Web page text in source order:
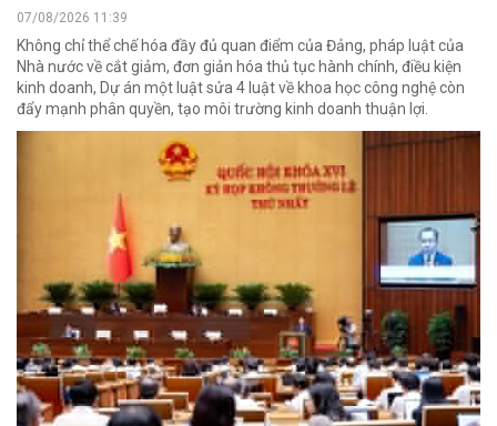
07/08/2026 11:39
Không chỉ thể chế hóa đầy đủ quan điểm của Đảng, pháp luật của
Nhà nước về cắt giảm, đơn giản hóa thủ tục hành chính, điều kiện
kinh doanh, Dự án một luật sửa 4 luật về khoa học công nghệ còn
đẩy mạnh phân quyền, tạo môi trường kinh doanh thuận lợi.